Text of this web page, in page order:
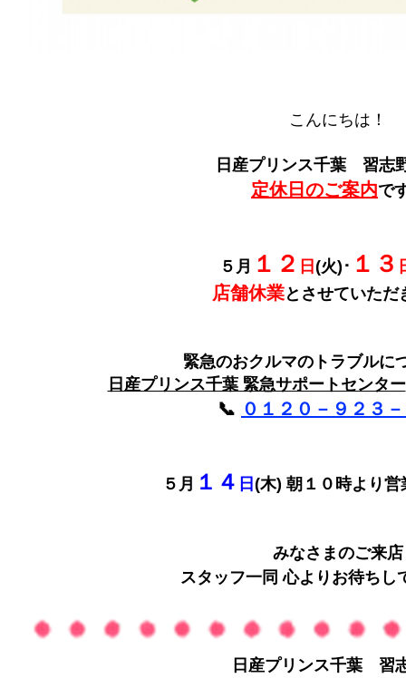
こんにちは！
日産プリンス千葉 習志
定休日のご案内で
５月 １２ 日 (火)･ １３
店舗休業とさせていただ
緊急のおクルマのトラブルに
日産プリンス千葉 緊急サポートセンター
📞 ０１２０－９２３
５月 １４ 日 (木) 朝１０時より営
みなさまのご来店
スタッフ一同 心よりお待ちし
日産プリンス千葉 習